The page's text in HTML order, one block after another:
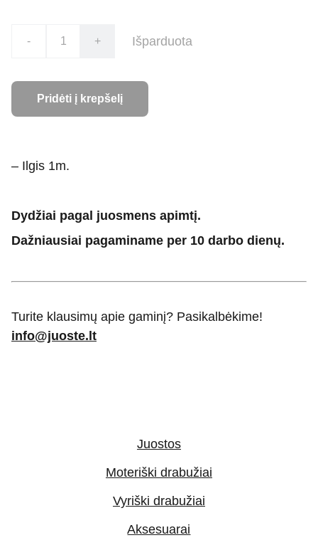
- + Išparduota
Pridėti į krepšelį
– Ilgis 1m.
Dydžiai pagal juosmens apimtį.
Dažniausiai pagaminame per 10 darbo dienų.
Turite klausimų apie gaminį? Pasikalbėkime!
info@juoste.lt
Moteriški drabužiai
Vyriški drabužiai
Aksesuarai
Juostos